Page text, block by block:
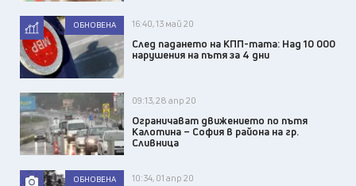
ОБНОВЕНА 16:40, 13 май 20
След падането на КПП-тата: Над 10 000
нарушения на пътя за 4 дни
09:13, 28 апр 20
Ограничават движението по пътя
Калотина – София в района на гр.
Сливница
ОБНОВЕНА 10:34, 01 апр 20